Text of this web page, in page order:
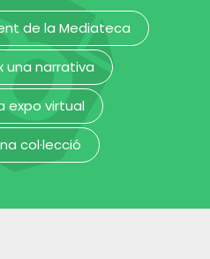
5è Festival de
poesia de Sant
Cugat
de la Mediateca
una narrativa
expo virtual
col·lecció